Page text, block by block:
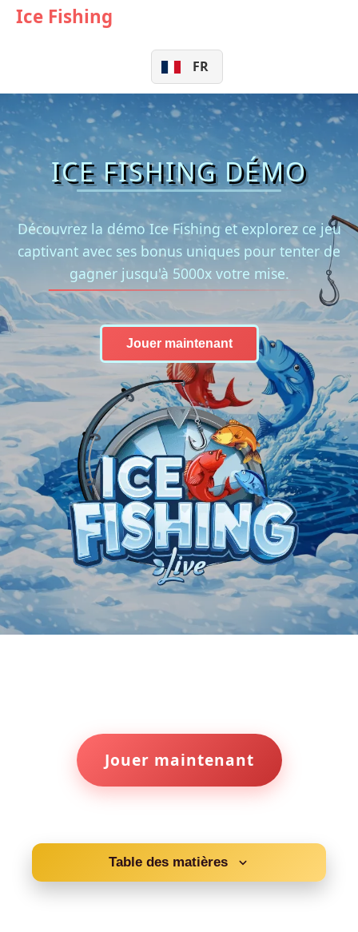
Ice Fishing
FR
ICE FISHING DÉMO
Découvrez la démo Ice Fishing et explorez ce jeu
captivant avec ses bonus uniques pour tenter de
gagner jusqu'à 5000x votre mise.
Jouer maintenant
Jouer maintenant
Table des matières